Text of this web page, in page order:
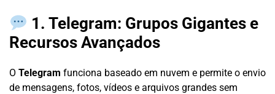
1. Telegram: Grupos Gigantes e
Recursos Avançados
O Telegram funciona baseado em nuvem e permite o envio
de mensagens, fotos, vídeos e arquivos grandes sem